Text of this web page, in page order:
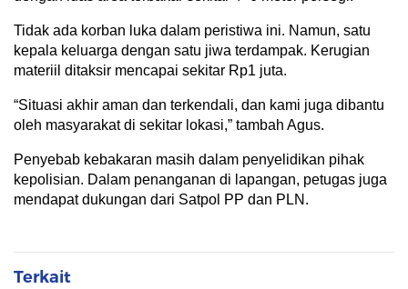
Tidak ada korban luka dalam peristiwa ini. Namun, satu
kepala keluarga dengan satu jiwa terdampak. Kerugian
materiil ditaksir mencapai sekitar Rp1 juta.
“Situasi akhir aman dan terkendali, dan kami juga dibantu
oleh masyarakat di sekitar lokasi,” tambah Agus.
Penyebab kebakaran masih dalam penyelidikan pihak
kepolisian. Dalam penanganan di lapangan, petugas juga
mendapat dukungan dari Satpol PP dan PLN.
Terkait